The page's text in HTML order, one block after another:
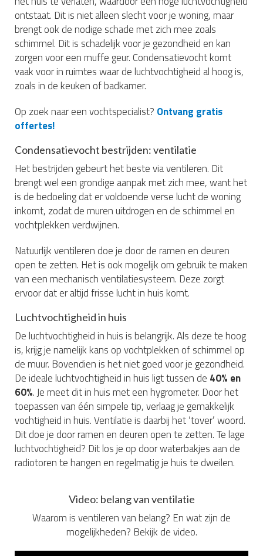
ontstaat. Dit is niet alleen slecht voor je woning, maar
brengt ook de nodige schade met zich mee zoals
schimmel. Dit is schadelijk voor je gezondheid en kan
zorgen voor een muffe geur. Condensatievocht komt
vaak voor in ruimtes waar de luchtvochtigheid al hoog is,
zoals in de keuken of badkamer.
Op zoek naar een vochtspecialist? Ontvang gratis
offertes!
Condensatievocht bestrijden: ventilatie
Het bestrijden gebeurt het beste via ventileren. Dit
brengt wel een grondige aanpak met zich mee, want het
is de bedoeling dat er voldoende verse lucht de woning
inkomt, zodat de muren uitdrogen en de schimmel en
vochtplekken verdwijnen.
Natuurlijk ventileren doe je door de ramen en deuren
open te zetten. Het is ook mogelijk om gebruik te maken
van een mechanisch ventilatiesysteem. Deze zorgt
ervoor dat er altijd frisse lucht in huis komt.
Luchtvochtigheid in huis
De luchtvochtigheid in huis is belangrijk. Als deze te hoog
is, krijg je namelijk kans op vochtplekken of schimmel op
de muur. Bovendien is het niet goed voor je gezondheid.
De ideale luchtvochtigheid in huis ligt tussen de 40% en
60%. Je meet dit in huis met een hygrometer. Door het
toepassen van één simpele tip, verlaag je gemakkelijk
vochtigheid in huis. Ventilatie is daarbij het ‘tover’ woord.
Dit doe je door ramen en deuren open te zetten. Te lage
luchtvochtigheid? Dit los je op door waterbakjes aan de
radiotoren te hangen en regelmatig je huis te dweilen.
Video: belang van ventilatie
Waarom is ventileren van belang? En wat zijn de
mogelijkheden? Bekijk de video.